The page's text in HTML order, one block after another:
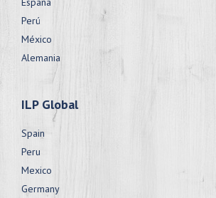
Perú
México
Alemania
ILP Global
Spain
Peru
Mexico
Germany